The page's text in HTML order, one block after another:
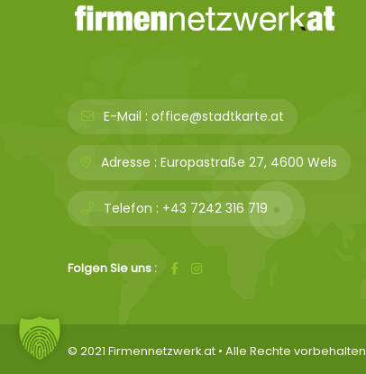
E-Mail : office@stadtkarte.at
Adresse : Europastraße 27, 4600 Wels
Telefon : +43 7242 316 719
Folgen Sie uns :
© 2021 Firmennetzwerk.at • Alle Rechte